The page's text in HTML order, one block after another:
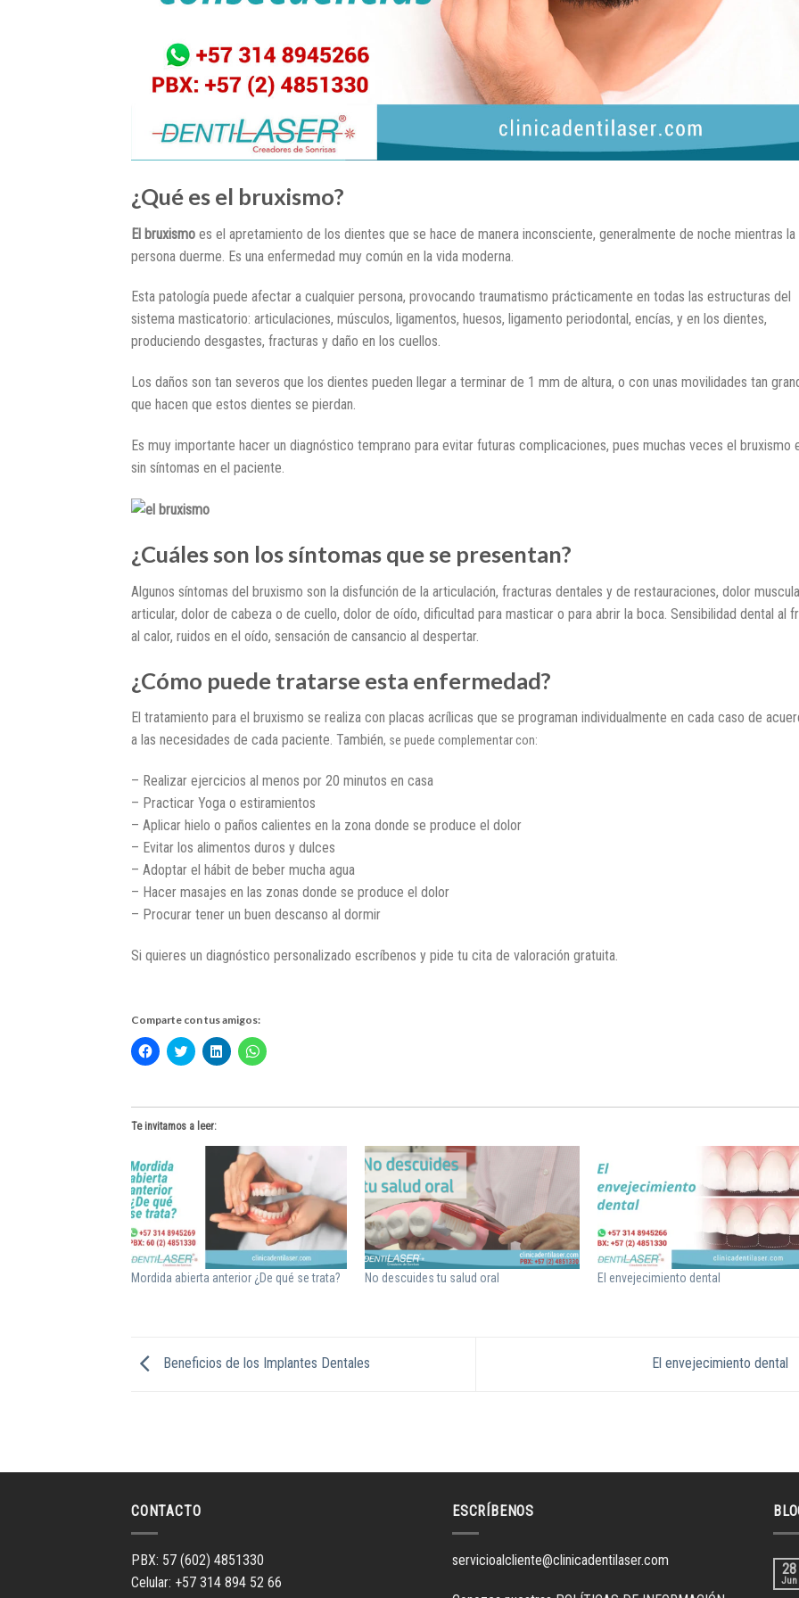
¿Qué es el bruxismo?
El bruxismo es el apretamiento de los dientes que se hace de manera inconsciente, generalmente de noche mientras la
persona duerme. Es una enfermedad muy común en la vida moderna.
Esta patología puede afectar a cualquier persona, provocando traumatismo prácticamente en todas las estructuras del
sistema masticatorio: articulaciones, músculos, ligamentos, huesos, ligamento periodontal, encías, y en los dientes,
produciendo desgastes, fracturas y daño en los cuellos.
Los daños son tan severos que los dientes pueden llegar a terminar de 1 mm de altura, o con unas movilidades tan
que hacen que estos dientes se pierdan.
Es muy importante hacer un diagnóstico temprano para evitar futuras complicaciones, pues muchas veces el bruxismo
sin síntomas en el paciente.
¿Cuáles son los síntomas que se presentan?
Algunos síntomas del bruxismo son la disfunción de la articulación, fracturas dentales y de restauraciones, dolor
articular, dolor de cabeza o de cuello, dolor de oído, dificultad para masticar o para abrir la boca. Sensibilidad dental al
al calor, ruidos en el oído, sensación de cansancio al despertar.
¿Cómo puede tratarse esta enfermedad?
El tratamiento para el bruxismo se realiza con placas acrílicas que se programan individualmente en cada caso de
a las necesidades de cada paciente. También, se puede complementar con:
– Realizar ejercicios al menos por 20 minutos en casa
– Practicar Yoga o estiramientos
– Aplicar hielo o paños calientes en la zona donde se produce el dolor
– Evitar los alimentos duros y dulces
– Adoptar el hábit de beber mucha agua
– Hacer masajes en las zonas donde se produce el dolor
– Procurar tener un buen descanso al dormir
Si quieres un diagnóstico personalizado escríbenos y pide tu cita de valoración gratuita.
Comparte con tus amigos:
Haz
clic
Facebook
(Se
abre
ventana
nueva)
Haz
clic
Twitter
(Se
abre
ventana
nueva)
Haz
clic
LinkedIn
una
ventana
nueva)
Haz
clic
WhatsApp
una
ventana
nueva)
Te invitamos a leer:
Mordida abierta anterior ¿De qué se trata? No descuides tu salud oral El envejecimiento dental
Beneficios de los Implantes Dentales El envejecimiento dental
CONTACTO
PBX: 57 (602) 4851330
Celular: +57 314 894 52 66
ESCRÍBENOS
servicioalcliente@clinicadentilaser.com
28
Jun